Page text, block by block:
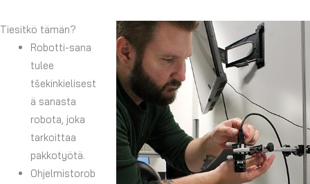
Tiesitkö tämän?
Robotti-sana
tulee
tšekinkielisest
ä sanasta
robota, joka
tarkoittaa
pakkotyötä.
Ohjelmistorob